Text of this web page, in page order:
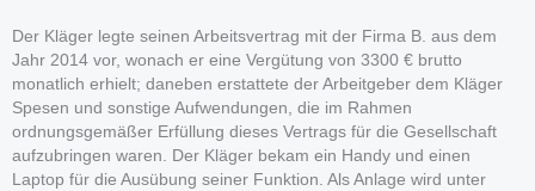
Der Kläger legte seinen Arbeitsvertrag mit der Firma B. aus dem
Jahr 2014 vor, wonach er eine Vergütung von 3300 € brutto
monatlich erhielt; daneben erstattete der Arbeitgeber dem Kläger
Spesen und sonstige Aufwendungen, die im Rahmen
ordnungsgemäßer Erfüllung dieses Vertrags für die Gesellschaft
aufzubringen waren. Der Kläger bekam ein Handy und einen
Laptop für die Ausübung seiner Funktion. Als Anlage wird unter